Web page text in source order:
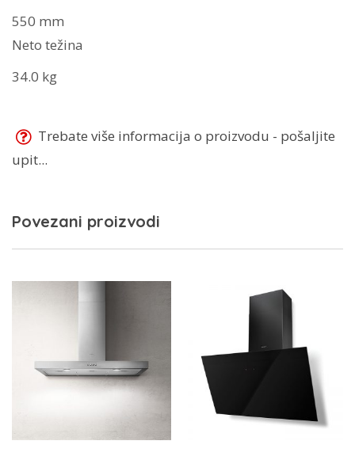
550 mm
Neto težina
34.0 kg
Trebate više informacija o proizvodu - pošaljite
upit...
Povezani proizvodi